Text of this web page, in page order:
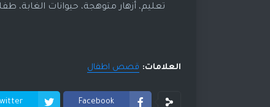
تعليم، أزهار متوهجة، حيوانات
العلامات: قصص اطفال
Facebook